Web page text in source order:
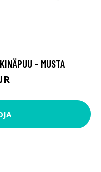
- MUSTA